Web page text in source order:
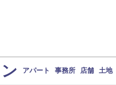
アパート 事務所 店舗 土地